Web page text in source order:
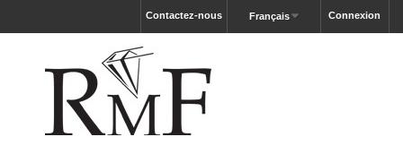
Connexion
Français
Contactez-nous